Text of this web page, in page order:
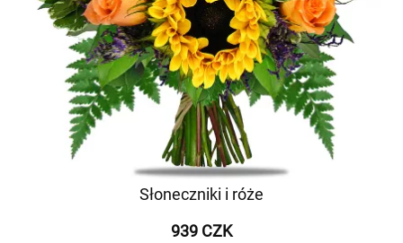
Słoneczniki i róże
939 CZK